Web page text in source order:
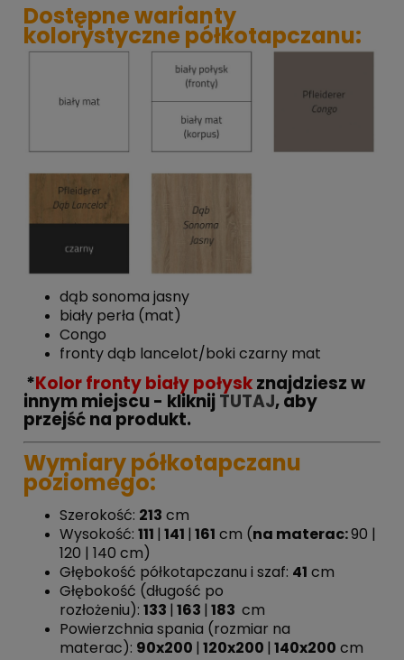
Dostępne warianty
kolorystyczne półkotapczanu:
dąb sonoma jasny
biały perła (mat)
Congo
fronty dąb lancelot/boki czarny mat
*Kolor fronty biały połyskznajdziesz w
innym miejscu - kliknijTUTAJ, aby
przejść na produkt.
Wymiary półkotapczanu
poziomego:
Szerokość: 213 cm
Wysokość: 111 | 141 | 161 cm (na materac:90 |
120 | 140 cm)
Głębokość półkotapczanu i szaf: 41 cm
Głębokość (długość po
rozłożeniu): 133 | 163 | 183 cm
Powierzchnia spania (rozmiar na
materac): 90x200 | 120x200 | 140x200 cm